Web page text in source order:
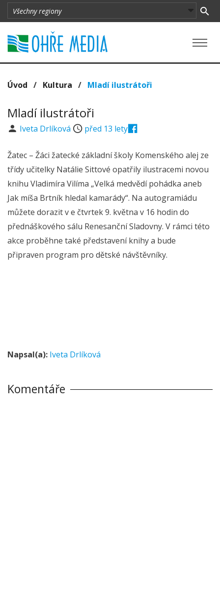
Úvod / Kultura / Mladí ilustrátoři
Mladí ilustrátoři
Iveta Drlíková před 13 lety
Žatec – Žáci žatecké základní školy Komenského alej ze
třídy učitelky Natálie Sittové opatřily ilustracemi novou
knihu Vladimíra Vilíma „Velká medvědí pohádka aneb
Jak míša Brtník hledal kamarády“. Na autogramiádu
můžete dorazit v e čtvrtek 9. května v 16 hodin do
přednáškového sálu Renesanční Sladovny. V rámci této
akce proběhne také představení knihy a bude
připraven program pro dětské návštěvníky.
Napsal(a): Iveta Drlíková
Komentáře